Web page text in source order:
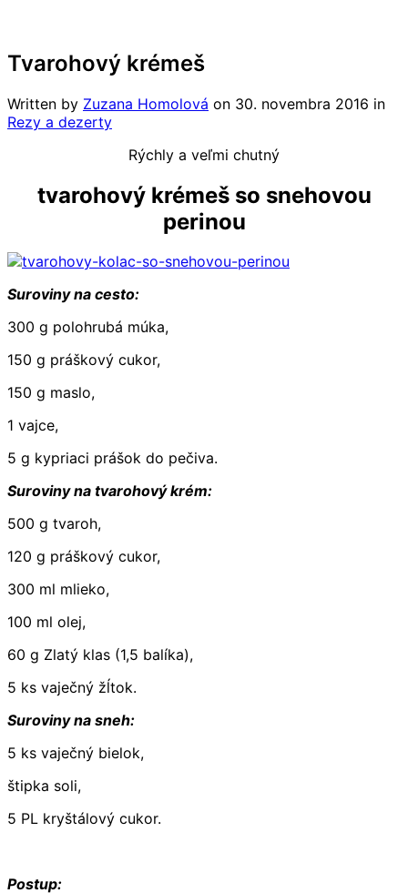
Tvarohový krémeš
Written by Zuzana Homolová on 30. novembra 2016 in
Rezy a dezerty
Rýchly a veľmi chutný
tvarohový krémeš so snehovou
perinou
Suroviny na cesto:
300 g polohrubá múka,
150 g práškový cukor,
150 g maslo,
1 vajce,
5 g kypriaci prášok do pečiva.
Suroviny na tvarohový krém:
500 g tvaroh,
120 g práškový cukor,
300 ml mlieko,
100 ml olej,
60 g Zlatý klas (1,5 balíka),
5 ks vaječný žĺtok.
Suroviny na sneh:
5 ks vaječný bielok,
štipka soli,
5 PL kryštálový cukor.
Postup: